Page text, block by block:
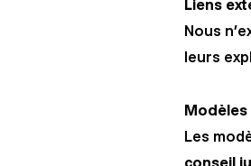
Liens
Nous
leurs
Modèles
Les